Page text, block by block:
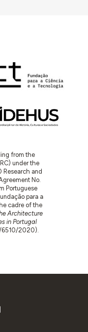
from the
under the
Research and
No.
Portuguese
para a
cadre of the
Architecture
in Portugal
2020).